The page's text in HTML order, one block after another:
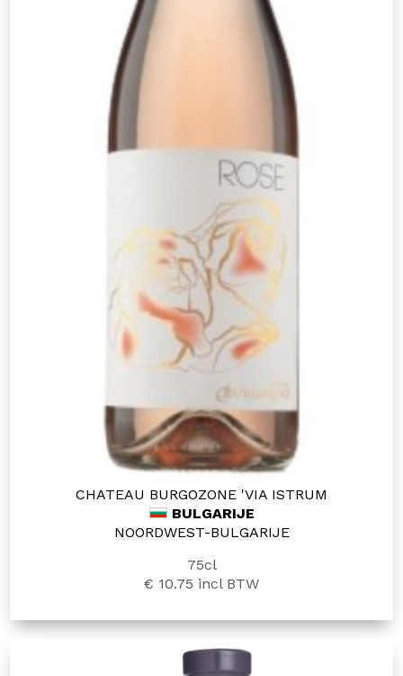
CHATEAU BURGOZONE 'VIA ISTRUM
BULGARIJE
NOORDWEST-BULGARIJE
75cl
€ 10.75 incl BTW